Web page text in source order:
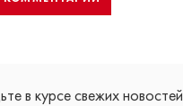
в курсе свежих новостей